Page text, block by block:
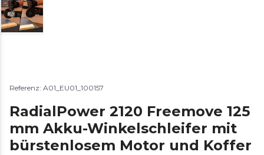
Referenz: A01_EU01_100157
RadialPower 2120 Freemove 125
mm Akku-Winkelschleifer mit
bürstenlosem Motor und Koffer